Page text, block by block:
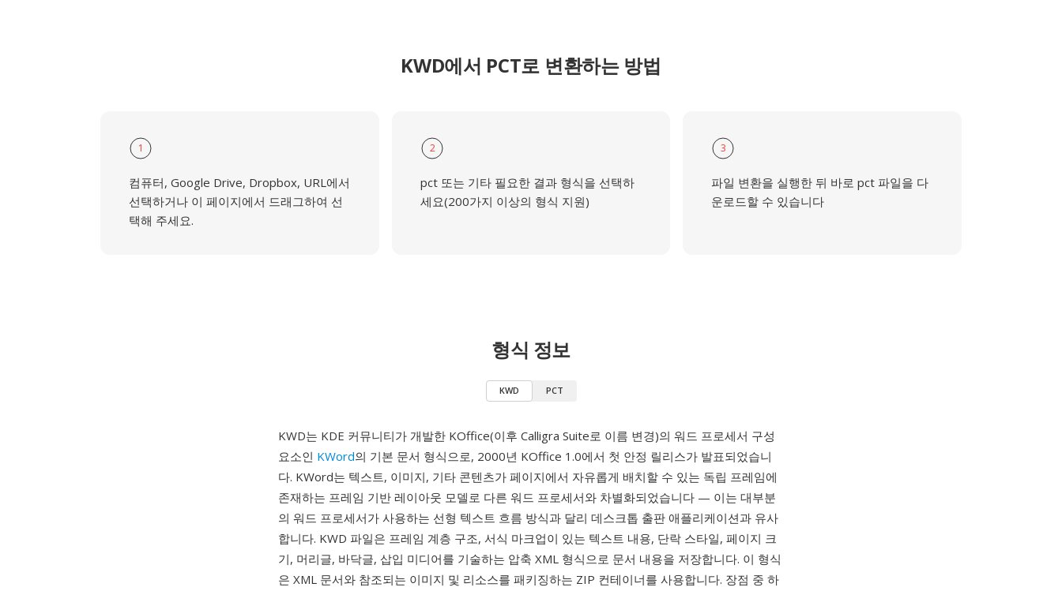
KWD에서 PCT로 변환하는 방법
1
컴퓨터, Google Drive, Dropbox, URL에서
선택하거나 이 페이지에서 드래그하여 선
택해 주세요.
2
pct 또는 기타 필요한 결과 형식을 선택하
세요(200가지 이상의 형식 지원)
3
파일 변환을 실행한 뒤 바로 pct 파일을 다
운로드할 수 있습니다
형식 정보
KWD PCT
KWD는 KDE 커뮤니티가 개발한 KOffice(이후 Calligra Suite로 이름 변경)의 워드 프로세서 구성
요소인 KWord의 기본 문서 형식으로, 2000년 KOffice 1.0에서 첫 안정 릴리스가 발표되었습니
다. KWord는 텍스트, 이미지, 기타 콘텐츠가 페이지에서 자유롭게 배치할 수 있는 독립 프레임에
존재하는 프레임 기반 레이아웃 모델로 다른 워드 프로세서와 차별화되었습니다 — 이는 대부분
의 워드 프로세서가 사용하는 선형 텍스트 흐름 방식과 달리 데스크톱 출판 애플리케이션과 유사
합니다. KWD 파일은 프레임 계층 구조, 서식 마크업이 있는 텍스트 내용, 단락 스타일, 페이지 크
기, 머리글, 바닥글, 삽입 미디어를 기술하는 압축 XML 형식으로 문서 내용을 저장합니다. 이 형식
은 XML 문서와 참조되는 이미지 및 리소스를 패키징하는 ZIP 컨테이너를 사용합니다. 장점 중 하